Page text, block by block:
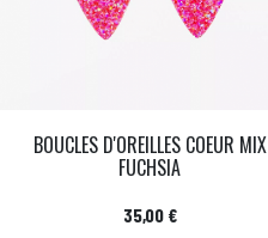
BOUCLES D'OREILLES COEUR MIX
FUCHSIA
Prix
35,00 €